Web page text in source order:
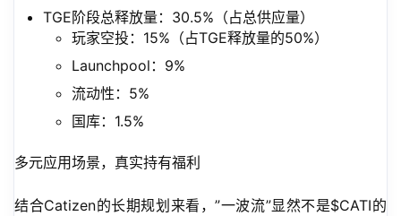
TGE阶段总释放量：30.5%（占总供应量）
玩家空投：15%（占TGE释放量的50%）
Launchpool：9%
流动性：5%
国库：1.5%
多元应用场景，真实持有福利
结合Catizen的长期规划来看，”一波流”显然不是$CATI的